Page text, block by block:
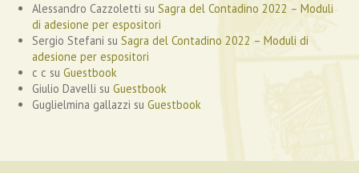
Alessandro Cazzoletti su Sagra del Contadino 2022 – Moduli
di adesione per espositori
Sergio Stefani su Sagra del Contadino 2022 – Moduli di
adesione per espositori
c c su Guestbook
Giulio Davelli su Guestbook
Guglielmina gallazzi su Guestbook